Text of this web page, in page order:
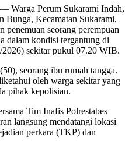
Perum Sukarami Indah,
Bunga, Kecamatan Sukarami,
penemuan seorang perempuan
dalam kondisi tergantung di
2026) sekitar pukul 07.20 WIB.
seorang ibu rumah tangga.
oleh warga sekitar yang
pihak kepolisian.
Tim Inafis Polrestabes
langsung mendatangi lokasi
perkara (TKP) dan